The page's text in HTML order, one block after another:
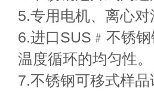
5.专用电机、离心
6.进口SUS﹟不锈
温度循环的均匀性。
7.不锈钢可移式样